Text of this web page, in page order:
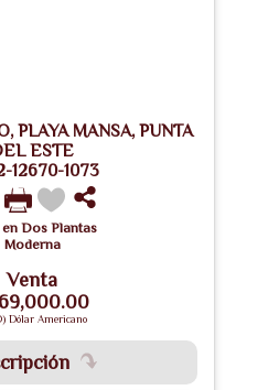
PLAYA MANSA, PUNTA
ESTE
12670-1073
Dos Plantas
Moderna
Venta
Dólar Americano